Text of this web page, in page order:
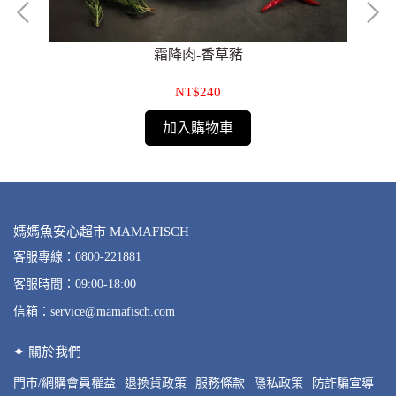
霜降肉-香草豬
NT$240
加入購物車
媽媽魚安心超市 MAMAFISCH
客服專線：0800-221881
客服時間：09:00-18:00
信箱：service@mamafisch.com
✦ 關於我們
門市/網購會員權益 退換貨政策 服務條款 隱私政策 防詐騙宣導